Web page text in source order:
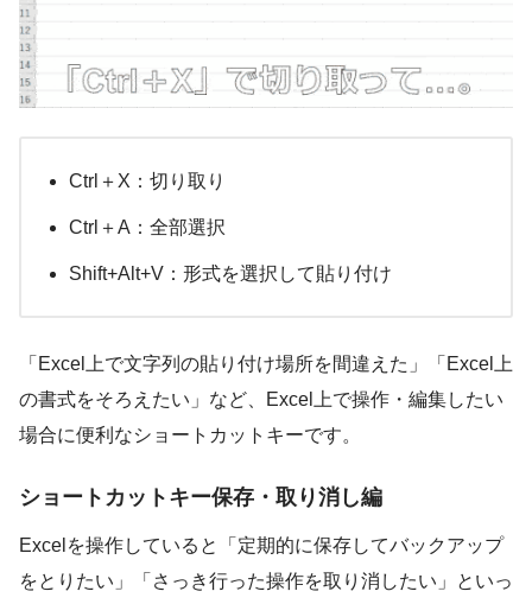
Ctrl＋X：切り取り
Ctrl＋A：全部選択
Shift+Alt+V：形式を選択して貼り付け
「Excel上で文字列の貼り付け場所を間違えた」「Excel上
の書式をそろえたい」など、Excel上で操作・編集したい
場合に便利なショートカットキーです。
ショートカットキー保存・取り消し編
Excelを操作していると「定期的に保存してバックアップ
をとりたい」「さっき行った操作を取り消したい」といっ